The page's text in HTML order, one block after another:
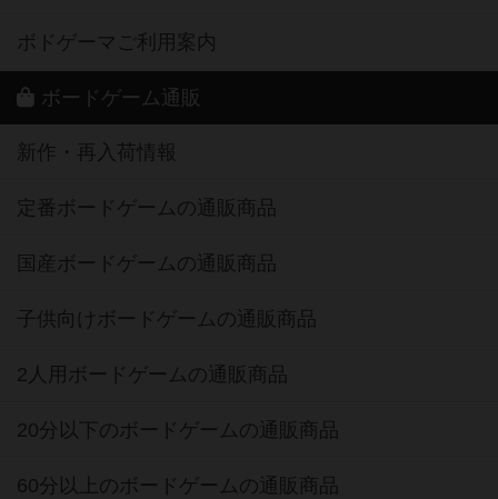
ボドゲーマご利用案内
ボードゲーム通販
新作・再入荷情報
定番ボードゲームの通販商品
国産ボードゲームの通販商品
子供向けボードゲームの通販商品
2人用ボードゲームの通販商品
20分以下のボードゲームの通販商品
60分以上のボードゲームの通販商品